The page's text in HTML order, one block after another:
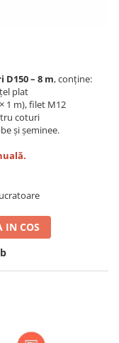
– 8 m, conține:
plat
1 m), filet M12
coturi
și șeminee.
IN COS